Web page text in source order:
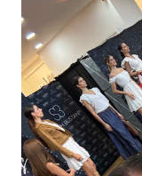
headband c/o